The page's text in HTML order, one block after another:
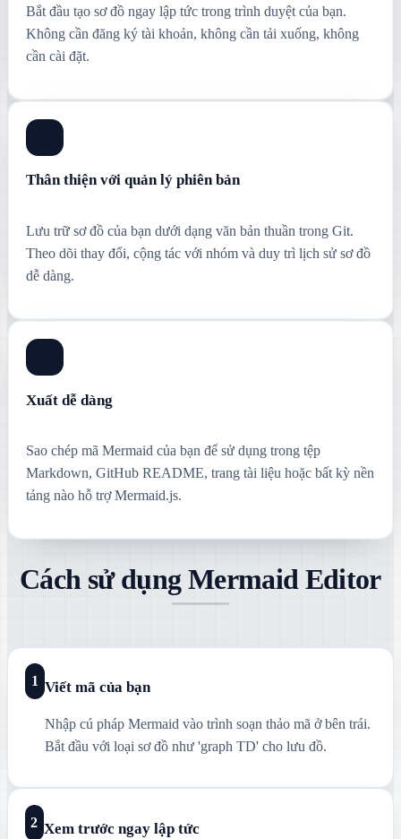
Bắt đầu tạo sơ đồ ngay lập tức trong trình duyệt của bạn.
Không cần đăng ký tài khoản, không cần tải xuống, không
cần cài đặt.
Thân thiện với quản lý phiên bản
Lưu trữ sơ đồ của bạn dưới dạng văn bản thuần trong Git.
Theo dõi thay đổi, cộng tác với nhóm và duy trì lịch sử sơ đồ
dễ dàng.
Xuất dễ dàng
Sao chép mã Mermaid của bạn để sử dụng trong tệp
Markdown, GitHub README, trang tài liệu hoặc bất kỳ nền
tảng nào hỗ trợ Mermaid.js.
Cách sử dụng Mermaid Editor
1 Viết mã của bạn
Nhập cú pháp Mermaid vào trình soạn thảo mã ở bên trái.
Bắt đầu với loại sơ đồ như 'graph TD' cho lưu đồ.
2 Xem trước ngay lập tức